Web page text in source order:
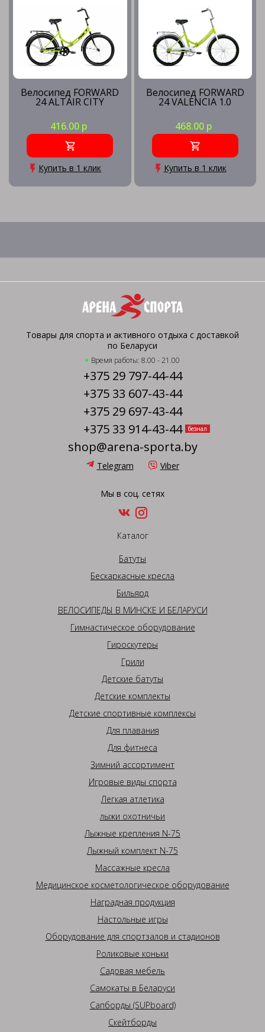
Велосипед FORWARD
24 ALTAIR CITY
416.00 р
Купить в 1 клик
Велосипед FORWARD
24 VALENCIA 1.0
468.00 р
Купить в 1 клик
Товары для спорта и активного отдыха с доставкой
по Беларуси
Время работы: 8.00 - 21.00
+375 29 797-44-44
+375 33 607-43-44
+375 29 697-43-44
+375 33 914-43-44
безнал
shop@arena-sporta.by
Telegram Viber
Мы в соц. сетях
Каталог
Батуты
Бескаркасные кресла
Бильярд
ВЕЛОСИПЕДЫ В МИНСКЕ И БЕЛАРУСИ
Гимнастическое оборудование
Гироскутеры
Грили
Детские батуты
Детские комплекты
Детские спортивные комплексы
Для плавания
Для фитнеса
Зимний ассортимент
Игровые виды спорта
Легкая атлетика
лыжи охотничьи
Лыжные крепления N-75
Лыжный комплект N-75
Массажные кресла
Медицинское косметологическое оборудование
Наградная продукция
Настольные игры
Оборудование для спортзалов и стадионов
Роликовые коньки
Садовая мебель
Самокаты в Беларуси
Сапборды (SUPboard)
Скейтборды